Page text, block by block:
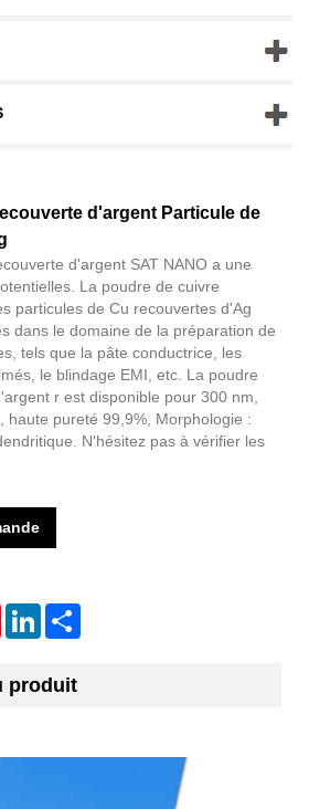
d'argent Particule de
d'argent SAT NANO a une
La poudre de cuivre
particules de Cu recouvertes d'Ag
dans le domaine de la préparation de
tels que la pâte conductrice, les
le blindage EMI, etc. La poudre
r est disponible pour 300 nm,
haute pureté 99,9%, Morphologie :
N'hésitez pas à vérifier les
PinterestLinkedIn
produit